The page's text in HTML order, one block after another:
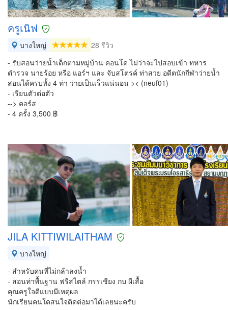
ครูเนิฟ
บางใหญ่
28 รีวิว
- รับสอนว่ายน้ำเด็กตามหมู่บ้าน คอนโด ไม่ว่าจะไปสอบเข้า ทหาร
ตำรวจ นายร้อย หรือ แอร์ฯ และ จับสโตรค์ ท่าสวย อดีตนักกีฬาว่ายน้ำ
สอนได้ครบทั้ง 4 ท่า ว่ายเป็นเร็วแน่นอน >< (neuf01)
- เรียนตัวต่อตัว
--> คอร์ส
- 4 ครั้ง 3,500 ฿
JILA KITTIWILAITHAM
บางใหญ่
- สำหรับคนที่ไม่กล้าลงน้ำ
- สอนท่าพื้นฐาน ฟรีสไตล์ กรรเชียง กบ ผีเสื้อ
คุณครูใจดีแบบมีเหตุผล
นักเรียนคนใดสนใจติดต่อมาได้เลยนะครับ